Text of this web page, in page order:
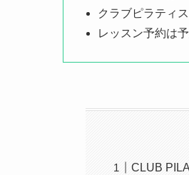
クラブピラティ
レッスン予約は
CLUB